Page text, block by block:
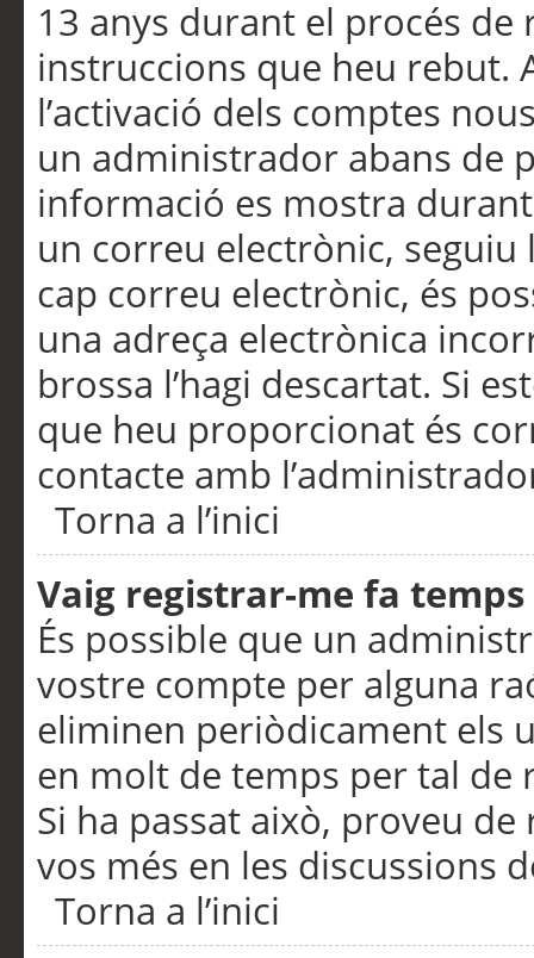
13 anys durant el procés de
instruccions que heu rebut.
l’activació dels comptes
un administrador abans de
informació es mostra
un correu electrònic,
cap correu electrònic, és
una adreça electrònica
brossa l’hagi descartat. Si
que heu proporcionat és
contacte amb
Torna a l’inici
Vaig registrar-me fa
És possible que un
vostre compte per alguna
eliminen periòdicament els
en molt de temps per tal de
Si ha passat això, proveu
vos més en les discussions
Torna a l’inici